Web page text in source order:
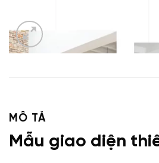
MÔ TẢ
Mẫu giao diện